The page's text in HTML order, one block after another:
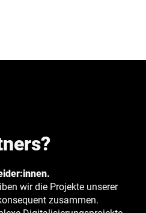
wir die Projekte unserer
zusammen.